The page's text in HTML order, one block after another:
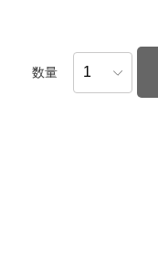
数量